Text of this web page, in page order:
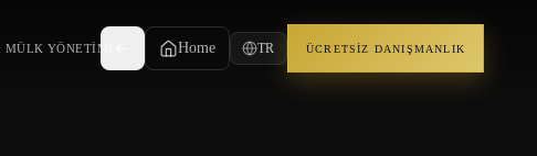
YÖNETIMI Home TR ÜCRETSIZ DANIŞMANLIK